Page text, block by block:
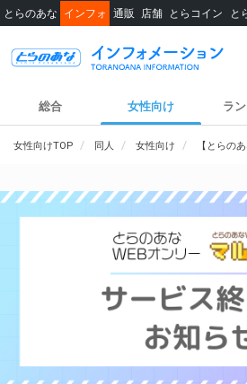
とらのあな インフォ 通販 店舗 とらコイン と
総合 女性向け ラ
女性向けTOP 同人 女性向け 【とらの